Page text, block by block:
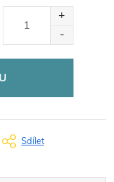
Sdílet